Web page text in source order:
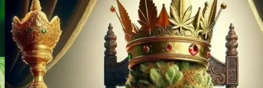
Badesalte
Badesalte renhedstest
LSD